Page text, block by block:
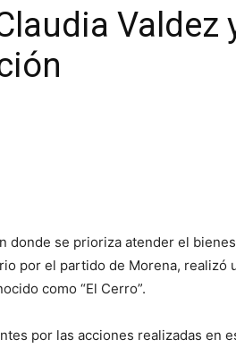
Valdez
donde se prioriza atender el
por el partido de Morena, realizó
como “El Cerro”.
por las acciones realizadas en